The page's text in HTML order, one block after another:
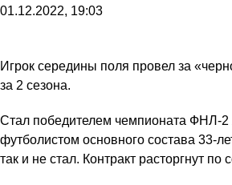
01.12.2022, 19:03
Игрок середины поля провел за
за 2 сезона.
Стал победителем чемпионата ФНЛ-2
футболистом основного состава 33-
так и не стал. Контракт расторгнут